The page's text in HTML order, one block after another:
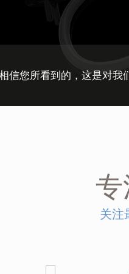
信您所看到的 ，这是对我
关注